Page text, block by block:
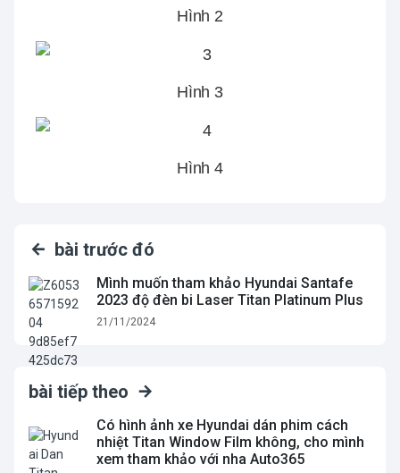
Hình 2
Hình 3
Hình 4
bài trước đó
Mình muốn tham khảo Hyundai Santafe
2023 độ đèn bi Laser Titan Platinum Plus
21/11/2024
bài tiếp theo
Có hình ảnh xe Hyundai dán phim cách
nhiệt Titan Window Film không, cho mình
xem tham khảo với nha Auto365